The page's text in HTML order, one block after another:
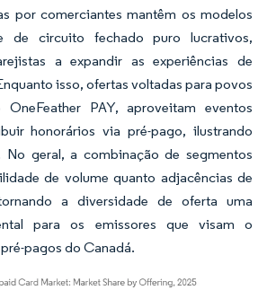
por comerciantes mantêm os modelos
de circuito fechado puro lucrativos,
a expandir as experiências de
isso, ofertas voltadas para povos
PAY, aproveitam eventos
honorários via pré-pago, ilustrando
No geral, a combinação de segmentos
de volume quanto adjacências de
a diversidade de oferta uma
para os emissores que visam o
pagos do Canadá.